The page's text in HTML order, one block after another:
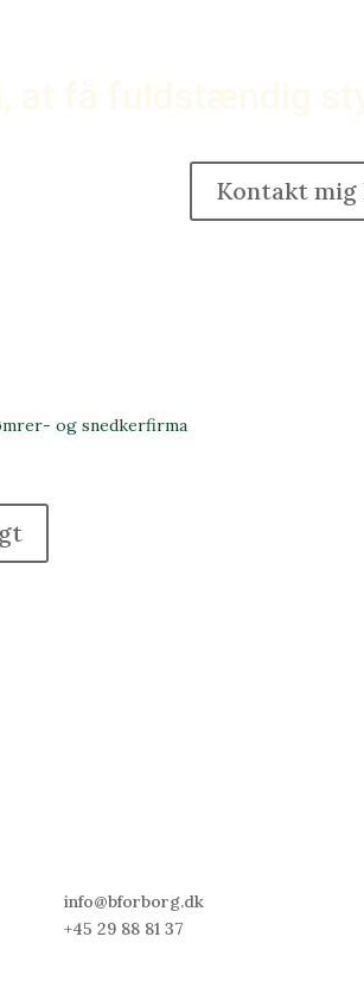
Kontakt mig
og snedkerfirma
info@bforborg.dk
+45 29 88 81 37